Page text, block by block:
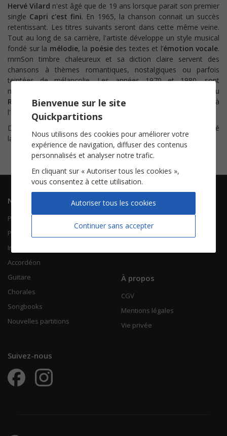
Hervé Vilard n'est âgé que de 19 ans lorsque parait son premier
single Capri c'est fini. En 1965, la chanson connait un succès
retentissant. Les titres suivants seront dans cette même veine.
Tout au long de sa carrière, l'artiste développe un style musical
fondé sur la mélodie, la poésie des textes et l’émotion vocale.
rnrnSon timbre chaleureux et sa diction claire servent des
chansons à thèmes romantiques, nostalgiques ou parfois
teintées de mélancolie. Les années 1970 et 1980, sont
marquées par d’autres succès importants tels que
ou
Reviensqui lui ouvriront aussi une belle carrière à
l'internationale.
Découvrez nos
, le titre qui a lancé
la carrière de ce chanteur populaire.
Navigation
Piano Chant
Piano Solo
Instruments solistes
Accordéon
Guitare
Chorales
Songbooks
Nouvelles partitions
Informations
Qui sommes-nous
À propos
CGV
Mentions légales
Vie privée
Suivez-nous
Bienvenue sur le site
Quickpartitions
Nous utilisons des cookies pour améliorer votre
expérience de navigation, diffuser des contenus
personnalisés et analyser notre trafic.
En cliquant sur « Autoriser tous les cookies »,
vous consentez à cette utilisation.
Continuer sans accepter
Autoriser tous les cookies